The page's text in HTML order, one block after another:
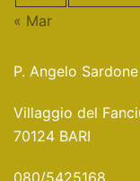
« Mar
P. Angelo Sardone
Villaggio del
70124 BARI
080/5425168